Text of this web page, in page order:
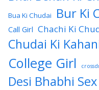
Bua Ki Chudai Bur Ki
Call Girl Chachi Ki
Chudai Ki
College Girl
Desi Bhabhi Sex